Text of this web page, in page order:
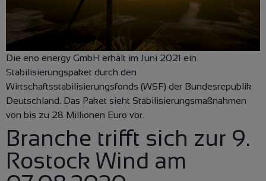
Die eno energy GmbH erhält im Juni 2021 ein
Stabilisierungspaket durch den
Wirtschaftsstabilisierungsfonds (WSF) der Bundesrepublik
Deutschland. Das Paket sieht Stabilisierungsmaßnahmen
von bis zu 28 Millionen Euro vor.
Branche trifft sich zur 9.
Rostock Wind am